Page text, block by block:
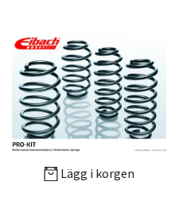
Lägg i korgen